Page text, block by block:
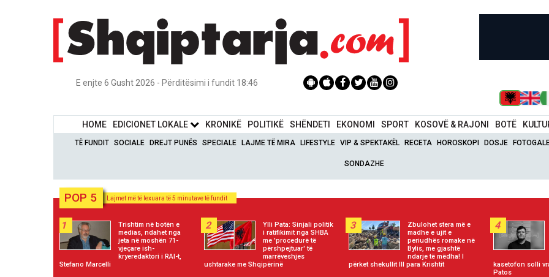
E enjte 6 Gusht 2026 - Përditësimi i fundit 18:46
HOME EDICIONET LOKALE KRONIKË POLITIKË SHËNDETI EKONOMI SPORT KOSOVË & RAJONI BOTË
TË FUNDIT SOCIALE DREJT PUNËS SPECIALE LAJME TË MIRA LIFESTYLE VIP & SPEKTAKËL RECETA HOROSKOPI DOSJE
SONDAZHE
POP 5 Lajmet më të lexuara të 5 minutave të fundit
1
Trishtim në botën e
medias, ndahet nga
jeta në moshën 71-
vjeçare ish-
kryeredaktori i RAI-t,
Stefano Marcelli
2
Ylli Pata: Sinjali politik
i ratifikimit nga SHBA
me 'procedurë të
përshpejtuar' të
marrëveshjes
ushtarake me Shqipërinë
3
Zbulohet stera më e
madhe e ujit e
periudhës romake në
Bylis, me gjashtë
ndarje të mëdha! I
përket shekullit III para Krishtit
4
kasetofon solli
Patos